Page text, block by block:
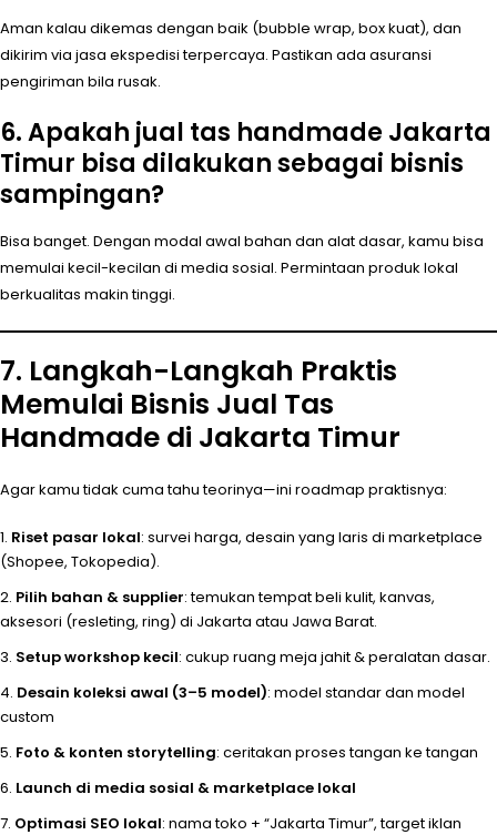
Aman kalau dikemas dengan baik (bubble wrap, box kuat), dan
dikirim via jasa ekspedisi terpercaya. Pastikan ada asuransi
pengiriman bila rusak.
6. Apakah jual tas handmade Jakarta
Timur bisa dilakukan sebagai bisnis
sampingan?
Bisa banget. Dengan modal awal bahan dan alat dasar, kamu bisa
memulai kecil-kecilan di media sosial. Permintaan produk lokal
berkualitas makin tinggi.
7. Langkah-Langkah Praktis
Memulai Bisnis Jual Tas
Handmade di Jakarta Timur
Agar kamu tidak cuma tahu teorinya—ini roadmap praktisnya:
Riset pasar lokal: survei harga, desain yang laris di marketplace
(Shopee, Tokopedia).
Pilih bahan & supplier: temukan tempat beli kulit, kanvas,
aksesori (resleting, ring) di Jakarta atau Jawa Barat.
Setup workshop kecil: cukup ruang meja jahit & peralatan dasar.
Desain koleksi awal (3–5 model): model standar dan model
custom
Foto & konten storytelling: ceritakan proses tangan ke tangan
Launch di media sosial & marketplace lokal
Optimasi SEO lokal: nama toko + “Jakarta Timur”, target iklan